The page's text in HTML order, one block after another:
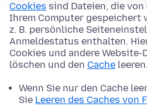
Cookies sind Dateien, die
Ihrem Computer gespeichert
z. B. persönliche
Anmeldestatus enthalten.
Cookies und andere Website-
löschen und den Cache leeren.
Wenn Sie nur den Cache
Sie Leeren des Caches von